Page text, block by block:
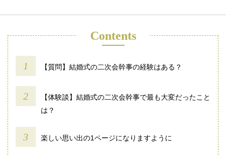
Contents
【質問】結婚式の二次会幹事の経験はある？
【体験談】結婚式の二次会幹事で最も大変だったこと
は？
楽しい思い出の1ページになりますように